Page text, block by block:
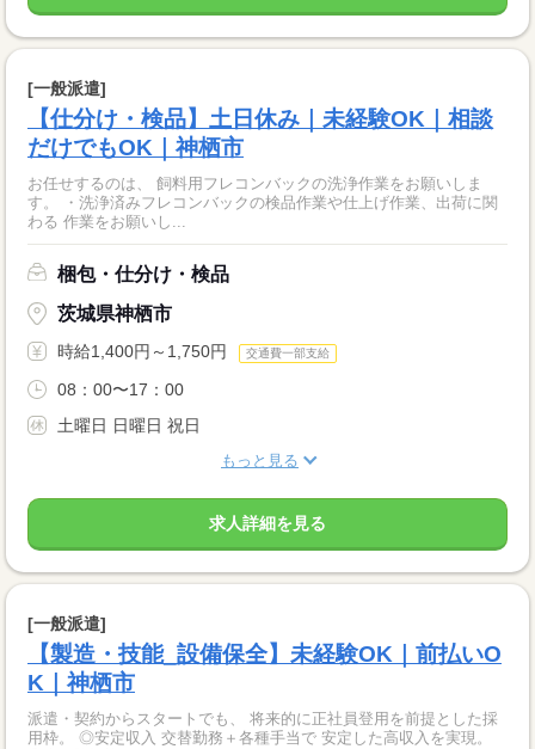
[一般派遣]
【仕分け・検品】土日休み｜未経験OK｜相談
だけでもOK｜神栖市
お任せするのは、 飼料用フレコンバックの洗浄作業をお願いしま
す。 ・洗浄済みフレコンバックの検品作業や仕上げ作業、出荷に関
わる 作業をお願いし...
梱包・仕分け・検品
茨城県神栖市
時給1,400円～1,750円 交通費一部支給
08：00〜17：00
土曜日 日曜日 祝日
もっと見る
求人詳細を見る
[一般派遣]
【製造・技能_設備保全】未経験OK｜前払いO
K｜神栖市
派遣・契約からスタートでも、 将来的に正社員登用を前提とした採
用枠。 ◎安定収入 交替勤務＋各種手当で 安定した高収入を実現。